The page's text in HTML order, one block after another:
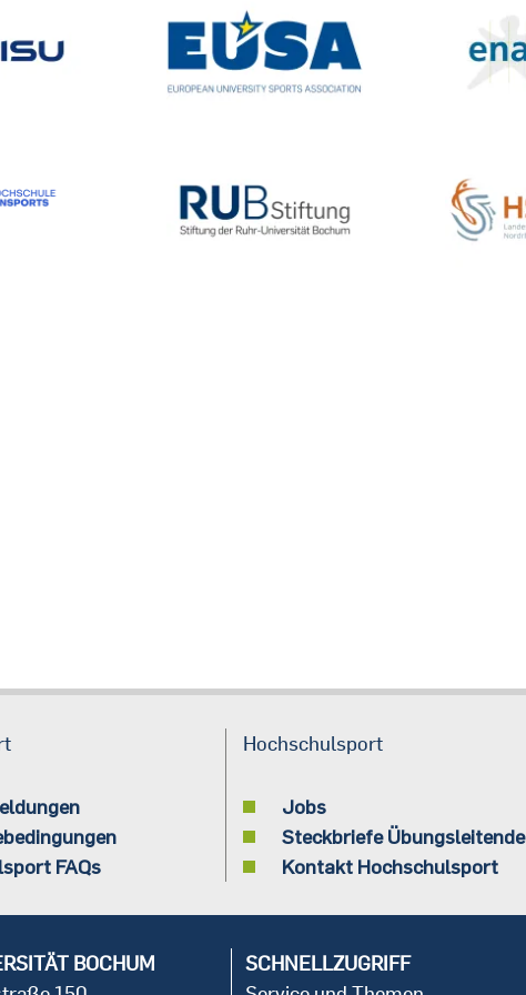
FAQs
Hochschulsport
Jobs
Steckbriefe Übungsleitende
Kontakt Hochschulsport
BOCHUM
SCHNELLZUGRIFF